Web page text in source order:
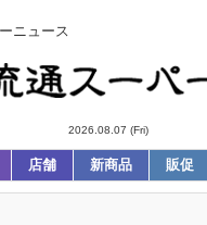
ニュース
2026.08.07 (Fri)
店舗 新商品 販促